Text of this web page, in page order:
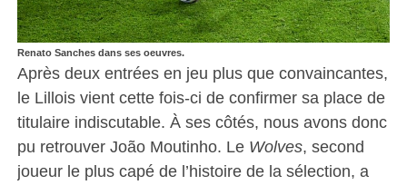
Renato Sanches dans ses oeuvres.
Après deux entrées en jeu plus que convaincantes,
le Lillois vient cette fois-ci de confirmer sa place de
titulaire indiscutable. À ses côtés, nous avons donc
pu retrouver João Moutinho. Le Wolves, second
joueur le plus capé de l’histoire de la sélection, a